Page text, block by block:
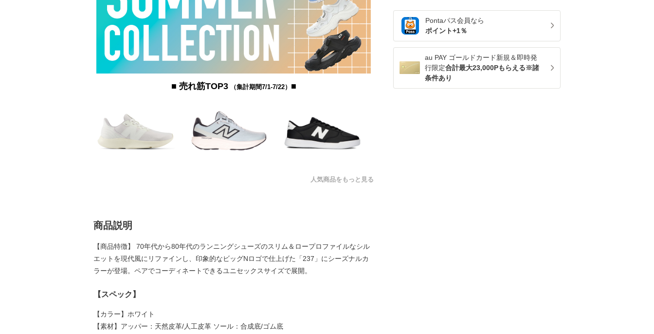
Pontaパス会員なら
ポイント+1％
au PAY ゴールドカード新規＆即時発
行限定合計最大23,000Pもらえる※諸
条件あり
■ 売れ筋TOP3（集計期間7/1-7/22） ■
人気商品をもっと見る
商品説明
【商品特徴】 70年代から80年代のランニングシューズのスリム＆ロープロファイルなシル
エットを現代風にリファインし、印象的なビッグNロゴで仕上げた「237」にシーズナルカ
ラーが登場。ペアでコーディネートできるユニセックスサイズで展開。
【スペック】
【カラー】ホワイト
【素材】アッパー：天然皮革/人工皮革 ソール：合成底/ゴム底